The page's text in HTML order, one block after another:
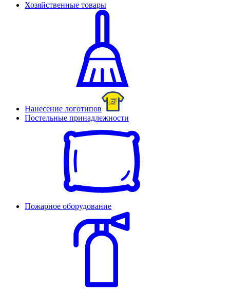
Хозяйственные товары
Нанесение логотипов
Постельные принадлежности
Пожарное оборудование